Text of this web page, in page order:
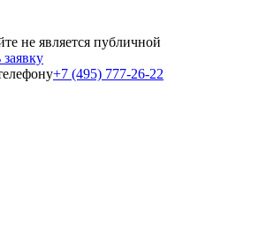
не является публичной
+7 (495) 777-26-22